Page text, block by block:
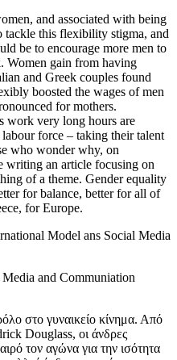
and associated with being
tackle this flexibility stigma, and
be to encourage more men to
Women gain from having
and Greek couples found
boosted the wages of men
for mothers.
work very long hours are
force – taking their talent
who wonder why, on
writing an article focusing on
of a theme. Gender equality
for balance, better for all of
for Europe.
Model ans Social Media
and Communiation
στο γυναικείο κίνημα. Από
Douglass, οι άνδρες
τον αγώνα για την ισότητα